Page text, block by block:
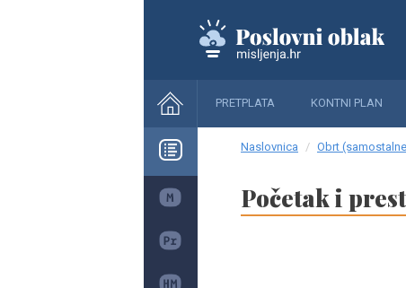
PRETPLATA KONTNI PLAN
Naslovnica Obrt
Početak i